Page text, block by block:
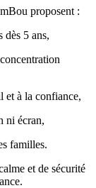
proposent :
dès 5 ans,
et à la confiance,
ni écran,
familles.
et de sécurité